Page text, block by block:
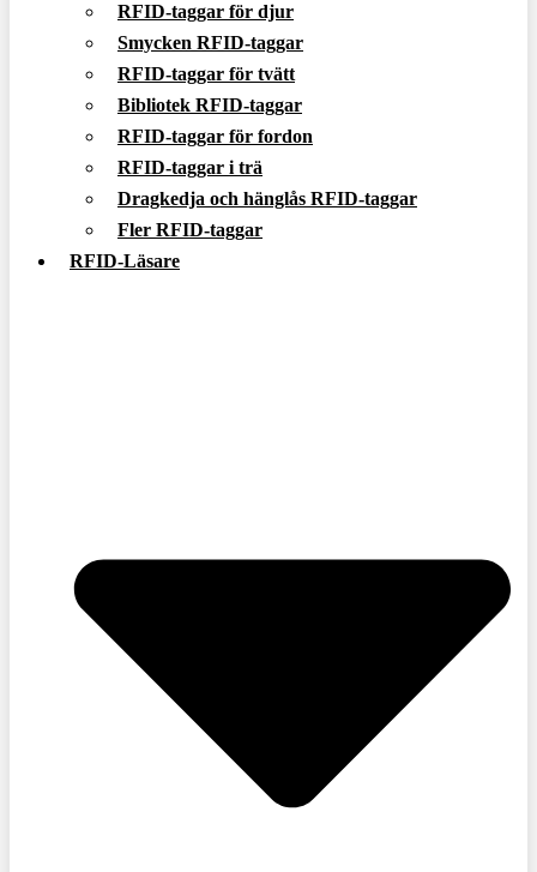
RFID-taggar för djur
Smycken RFID-taggar
RFID-taggar för tvätt
Bibliotek RFID-taggar
RFID-taggar för fordon
RFID-taggar i trä
Dragkedja och hänglås RFID-taggar
Fler RFID-taggar
RFID-Läsare